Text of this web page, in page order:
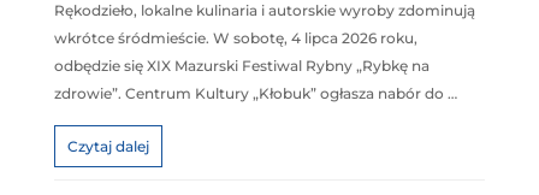
Rękodzieło, lokalne kulinaria i autorskie wyroby zdominują
wkrótce śródmieście. W sobotę, 4 lipca 2026 roku,
odbędzie się XIX Mazurski Festiwal Rybny „Rybkę na
zdrowie”. Centrum Kultury „Kłobuk” ogłasza nabór do …
Czytaj dalej